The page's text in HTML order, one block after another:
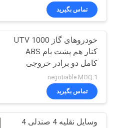
خاکی
43
تماس بگیرید
خودروهای گاز 1000 UTV
کنار هم پشت بام ABS
کامل دو برادر خروجی
مسابقه
negotiable MOQ:1
تماس بگیرید
وسایل نقلیه 4 صندلی 4